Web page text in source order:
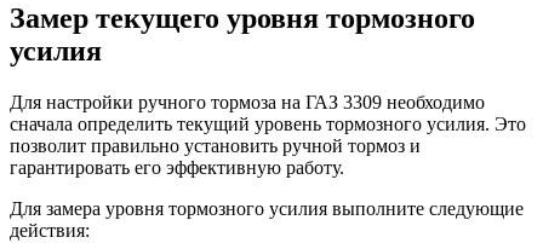
Замер текущего уровня тормозного
усилия
Для настройки ручного тормоза на ГАЗ 3309 необходимо
сначала определить текущий уровень тормозного усилия. Это
позволит правильно установить ручной тормоз и
гарантировать его эффективную работу.
Для замера уровня тормозного усилия выполните следующие
действия: